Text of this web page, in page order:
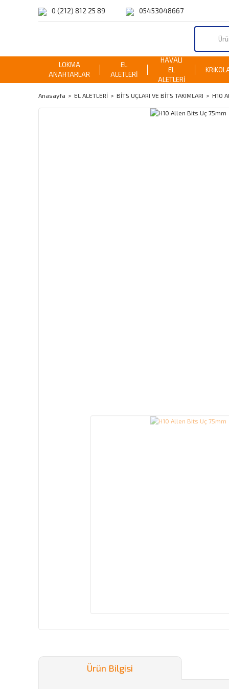
0 (212) 812 25 89 05453048667
LOKMA
ANAHTARLAR
EL
ALETLERİ
HAVALI
EL
ALETLERİ
Anasayfa EL ALETLERİ BİTS UÇLARI VE BİTS TAKIMLARI H10
Ürün Bilgisi